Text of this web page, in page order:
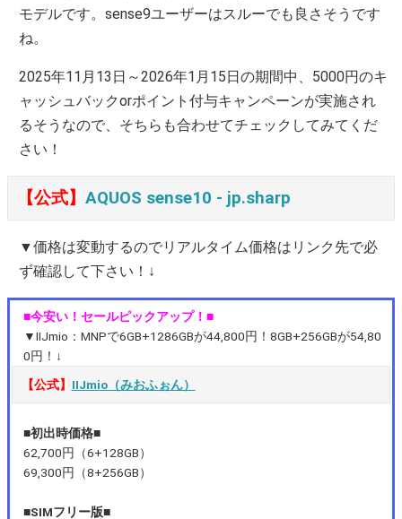
モデルです。sense9ユーザーはスルーでも良さそうです
ね。
2025年11月13日～2026年1月15日の期間中、5000円のキ
ャッシュバックorポイント付与キャンペーンが実施され
るそうなので、そちらも合わせてチェックしてみてくだ
さい！
【公式】 AQUOS sense10 ‐ jp.sharp
▼価格は変動するのでリアルタイム価格はリンク先で必
ず確認して下さい！↓
■今安い！セールピックアップ！■
▼IIJmio：MNPで6GB+1286GBが44,800円！8GB+256GBが54,80
0円！↓
【公式】 IIJmio（みおふぉん）
■初出時価格■
62,700円（6+128GB）
69,300円（8+256GB）
■SIMフリー版■